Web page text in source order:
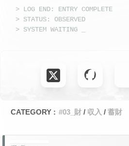
> LOG END: ENTRY COMPLETE
> STATUS: OBSERVED
> SYSTEM WAITING
CATEGORY : #03_財 収入 蓄財